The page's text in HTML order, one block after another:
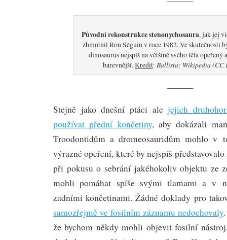
Původní rekonstrukce stenonychosaura, jak jej
zhmotnil Ron Séguin v roce 1982. Ve skutečnosti
dinosaurus nejspíš na většině svého těla opeřený
barevnější.Kredit: Ballista; Wikipedia (CC
———
Stejně jako dnešní ptáci alejejich
používat přední končetiny, aby dokázali
Troodontidům a dromeosauridům mohlo v
výrazné opeření, které by nejspíš
při pokusu o sebrání jakéhokoliv objektu ze
mohli pomáhat spíše svými tlamami a v
zadními končetinami. Žádné doklady pro
samozřejmě ve fosilním záznamu nedochovaly
že bychom někdy mohli objevit fosilní